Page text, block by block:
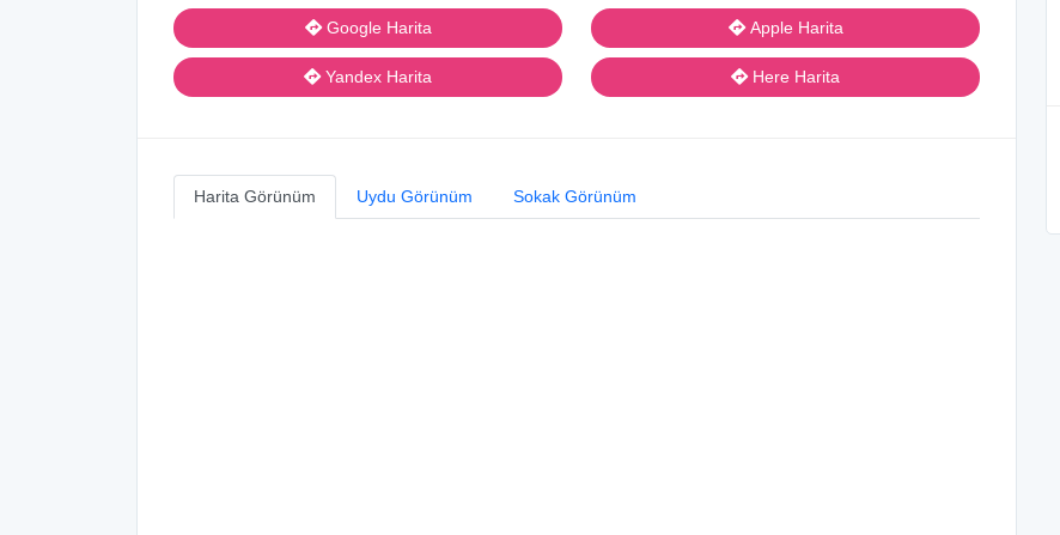
Google Harita
Yandex Harita
Apple Harita
Here Harita
Harita Görünüm Uydu Görünüm Sokak Görünüm